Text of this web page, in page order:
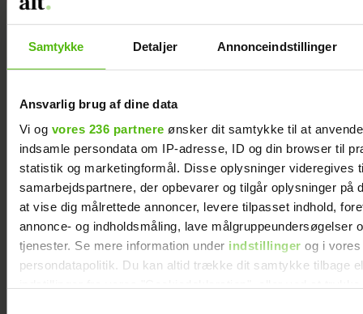
Samtykke Detaljer Annonceindstillinger
Ansvarlig brug af dine data
Vi og vores 236 partnere ønsker dit samtykke til at
indsamle persondata om IP-adresse, ID og din browser til
statistik og marketingformål. Disse oplysninger videregives
samarbejdspartnere, der opbevarer og tilgår oplysninger på
at vise dig målrettede annoncer, levere tilpasset indhold,
annonce- og indholdsmåling, lave målgruppeundersøgelser
tjenester. Se mere information under indstillinger og i vores
persondatapolitik. Du kan altid trække dit samtykke tilbage
Jesper Buch afslører ukendt fortid: "På et